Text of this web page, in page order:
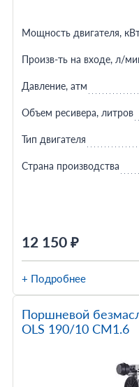
12 150 ₽
Мощность двигателя,
Произв-ть на входе, л/
Давление, атм
Объем ресивера, литров
Тип двигателя
Страна производства
+ Подробнее
Поршневой
OLS 190/10 CM1.6